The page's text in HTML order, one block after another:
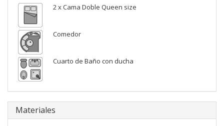
2 x Cama Doble Queen size
Comedor
Cuarto de Baño con ducha
Materiales